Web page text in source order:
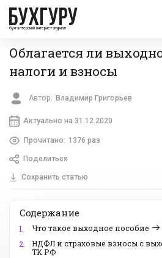
бухгалтерский интернет-журнал
Облагается ли
налоги и взносы
Автор: Владимир Григорьев
Актуально на 31.12.2020
Прочитано: 1376 раз
Поделиться
Сохранить статью
Содержание
1.
Что такое выходное пособие
2.
НДФЛ и страховые взносы с
ТК РФ